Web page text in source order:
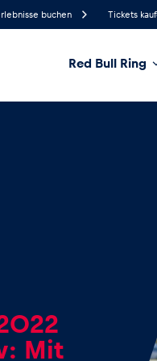
buchen Tickets
Red Bull Ring
Mit